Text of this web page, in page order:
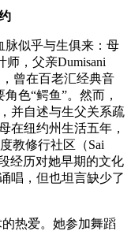
脉似乎与生俱来：母
师，父亲Dumisani
曾在百老汇经典音
色“鳄鱼”。然而，
并自述与生父关系疏
在纽约州生活五年，
教修行社区（Sai
经历对她早期的文化
唱，但也坦言缺少了
的热爱。她参加舞蹈